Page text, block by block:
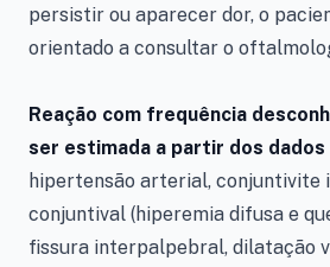
persistir ou aparecer dor, o
orientado a consultar o
Reação com frequência
ser estimada a partir dos dados
hipertensão arterial, conjuntivite
conjuntival (hiperemia difusa e
fissura interpalpebral, dilatação